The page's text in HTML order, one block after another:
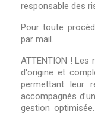
responsable des
Pour toute
par mail.
ATTENTION !
d'origine et
permettant leur
accompagnés
gestion